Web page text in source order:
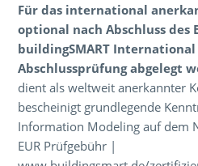
Für das international
optional nach Abschluss des
buildingSMART
Abschlussprüfung abgelegt
dient als weltweit anerkannter
bescheinigt grundlegende
Information Modeling auf dem
EUR Prüfgebühr |